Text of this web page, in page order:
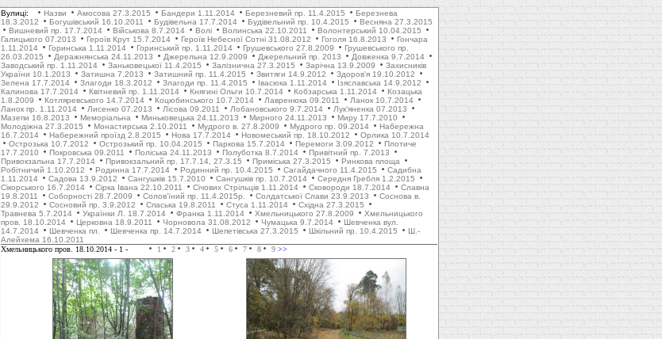
Вулиці: Назви Амосова 27.3.2015 Бандери 1.11.2014 Березневий пр. 11.4.2015
Березнева
18.3.2012
Богушівський 16.10.2011 Будівельна 17.7.2014 Будівельний пр. 10.4.2015
Весняна 27.3.2015
Вишневий пр. 17.7.2014
Військова 8.7.2014 Волі Волинська 22.10.2011
Волонтерський 10.04.2015
Галицького 07.2013
Героїв Крут 15.7.2014 Героїв Небесної Сотні 31.08.2012 Гоголя 16.8.2013
Гончара
1.11.2014
Горинська 1.11.2014 Горинський пр. 1.11.2014 Грушевського 27.8.2009
Грушевського пр.
26.03.2015
Деражнянська 24.11.2013 Джерельна 12.9.2009 Джерельний пр. 2013
Довженка 9.7.2014
Заводський пр. 1.11.2014
Заньковецької 11.4.2015 Залізнична 27.3.2015 Зарічна 13.9.2009
Захисників
України 10.1.2013
Затишна 7.2013 Затишний пр. 11.4.2015 Звитяги 14.9.2012
Здоров'я 19.10.2012
Зелена 17.7.2014
Злагоди 18.3.2012 Злагоди пр. 11.4.2015 Івасюка 1.11.2014
Ізяславська 14.9.2012
Калинова 17.7.2014
Квітневий пр. 1.11.2014 Княгині Ольги 10.7.2014 Кобзарська 1.11.2014
Козацька
1.8.2009
Котляревського 14.7.2014 Коцюбинського 10.7.2014 Лавренюка 09.2011
Ланок 10.7.2014
Ланок пр. 1.11.2014
Лисенко 07.2013 Лісова 09.2011 Лобановського 9.7.2014
Лук'яненка 07.2013
Мазепи 16.8.2013
Меморіальна Миньковецька 24.11.2013 Мирного 24.11.2013
Миру 17.7.2010
Молодіжна 27.3.2015
Монастирська 2.10.2011 Мудрого в. 27.8.2009 Мудрого пр. 09.2014
Набережна
16.7.2014
Набережний проїзд 2.8.2015 Нова 17.7.2014 Новомеський пр. 18.10.2012
Орлика 10.7.2014
Острозька 10.7.2012
Острозький пр. 10.04.2015 Паркова 15.7.2014 Перемоги 3.09.2012
Плотиче
17.7.2010
Покровська 09.2011 Поліська 24.11.2013 Полуботка 8.7.2014
Привітний пр. 7.2013
Привокзальна 17.7.2014
Привокзальний пр. 17.7.14, 27.3.15 Приміська 27.3.2015
Ринкова площа
Робітничий 1.10.2012
Родинна 17.7.2014 Родинний пр. 10.4.2015 Сагайдачного 11.4.2015
Садибна
1.11.2014
Садова 13.9.2012 Сангушків 15.7.2010 Сангушків пр. 10.7.2014
Середня Гребля 1.2.2015
Сікорського 16.7.2014
Сірка Івана 22.10.2011 Січових Стрільців 1.11.2014 Сковороди 18.7.2014
Славна
19.8.2011
Соборності 28.7.2009 Солов'їний пр. 11.4.2015р. Солдатської Слави 23.9.2013
Соснова в.
29.9.2012
Cосновий пр. 3.9.2012 Cпаська 19.8.2011 Стуса 1.11.2014
Східна 27.3.2015
Травнева 5.7.2014
Українки Л. 18.7.2014 Франка 1.11.2014 Хмельницького 27.8.2009
Хмельницького
пров. 18.10.2014
Церковна 18.9.2011 Чорновола 31.08.2012 Чумацька 9.7.2014
Шевченка вул.
14.7.2014
Шевченка пл. Шевченка пр. 14.7.2014 Шепетівська 27.3.2015 Шкільний пр. 10.4.2015
Ш.-
Алейхема 16.10.2011
Хмельницького пров. 18.10.2014 - 1 - 1 2 3 4 5 6 7 8 9 >>